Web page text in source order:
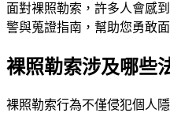
面對裸照勒索，許多人會感
警與蒐證指南，幫助您勇敢
裸照勒索涉及哪些
裸照勒索行為不僅侵犯個人